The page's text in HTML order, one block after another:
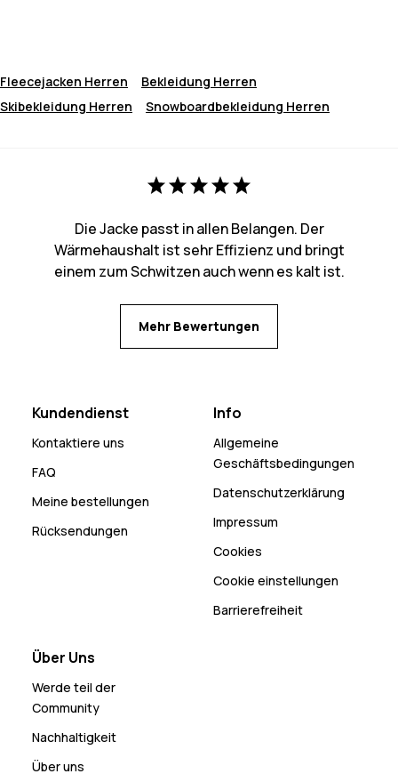
Fleecejacken Herren
Bekleidung Herren
Skibekleidung Herren
Snowboardbekleidung Herren
Die Jacke passt in allen Belangen. Der
Wärmehaushalt ist sehr Effizienz und bringt
einem zum Schwitzen auch wenn es kalt ist.
Mehr Bewertungen
Kundendienst
Kontaktiere uns
FAQ
Meine bestellungen
Rücksendungen
Info
Allgemeine
Geschäftsbedingungen
Datenschutzerklärung
Impressum
Cookies
Cookie einstellungen
Barrierefreiheit
Über Uns
Werde teil der
Community
Nachhaltigkeit
Über uns